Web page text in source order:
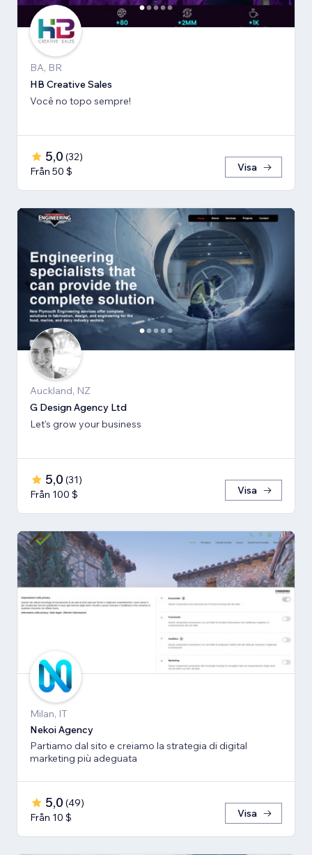
BA, BR
HB Creative Sales
Você no topo sempre!
5,0 (32)
Från 50 $
Visa
Auckland, NZ
G Design Agency Ltd
Let's grow your business
5,0 (31)
Från 100 $
Visa
Milan, IT
Nekoi Agency
Partiamo dal sito e creiamo la strategia di digital
marketing più adeguata
5,0 (49)
Från 10 $
Visa